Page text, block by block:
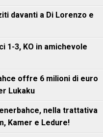
davanti a Di Lorenzo e
1-3, KO in amichevole
offre 6 milioni di euro
Lukaku
nella trattativa
Kamer e Ledure!